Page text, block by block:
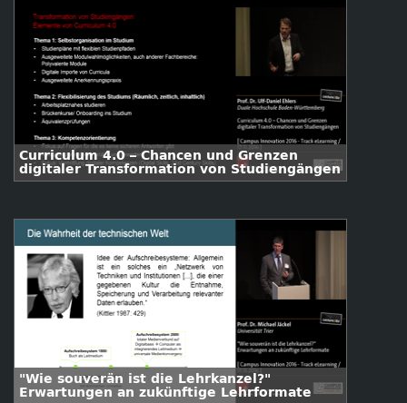
Curriculum 4.0 – Chancen und Grenzen
digitaler Transformation von Studiengängen
"Wie souverän ist die Lehrkanzel?"
Erwartungen an zukünftige Lehrformate